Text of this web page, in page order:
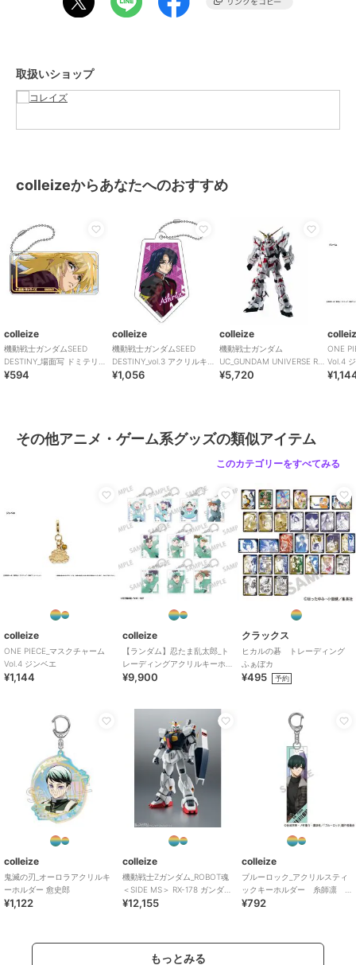
取扱いショップ
colleizeからあなたへのおすすめ
colleize
機動戦士ガンダムSEED
DESTINY_場面写 ドミテリア
キーチェーンJr. カガリ・ユ
¥594
colleize
機動戦士ガンダムSEED
DESTINY_vol.3 アクリルキー
チェーン アスラン・ザラB
¥1,056
colleize
機動戦士ガンダム
UC_GUNDAM UNIVERSE RX-
0 UNICORN GUNDAM REN
¥5,720
ONE
Vol.4
その他アニメ・ゲーム系グッズの類似アイテム
このカテゴリーをすべてみる
colleize
ONE PIECE_マスクチャーム
Vol.4 ジンベエ
¥1,144
colleize
【ランダム】忍たま乱太郎_ト
レーディングアクリルキーホ
ルダー/カミアニTOUCH2
¥9,900
クラックス
ヒカルの碁 トレーディング
ふぁぼカ
¥495 予約
colleize
鬼滅の刃_オーロラアクリルキ
ーホルダー 愈史郎
¥1,122
colleize
機動戦士Ζガンダム_ROBOT魂
＜SIDE MS＞ RX-178 ガンダム
Mk-II（エゥーゴ仕様）
¥12,155
colleize
ブルーロック_アクリルスティ
ックキーホルダー 糸師凛
旅行
¥792
もっとみる